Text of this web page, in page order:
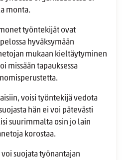
monta.
työntekijät ovat
hyväksymään
mukaan kieltäytyminen
missään tapauksessa
voisi työntekijä vedota
hän ei voi pätevästi
suurimmalta osin jo lain
korostaa.
suojata työnantajan